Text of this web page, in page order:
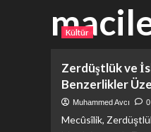
Kültür
Zerdüştlük ve
Benzerlikler
Muhammed Avcı 0
Mecûsîlik,